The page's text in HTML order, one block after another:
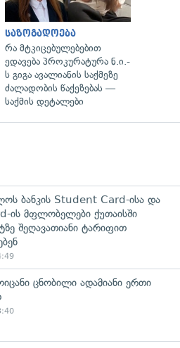
საზოგადოება
რა მტკიცებულებებით
ედავება პროკურატურა ნ.ი.-
ს გიგა ავალიანის საქმეზე
ძალადობის წაქეზებას —
საქმის დეტალები
ბანკის Student Card-ისა და
ის მფლობელები ქუთაისში
შეღავათიანი ტარიფით
ცნობილი ადამიანი ერთი